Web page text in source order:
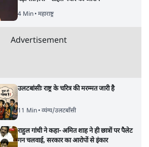
4 Min• महाराष्ट्र
Advertisement
उलटबांसीः राष्ट्र के चरित्र की मरम्मत जारी है
11 Min• व्यंग्य/उलटबाँसी
राहुल गांधी ने कहा- अमित शाह ने ही छात्रों पर पैलेट
गन चलवाई, सरकार का आरोपों से इंकार